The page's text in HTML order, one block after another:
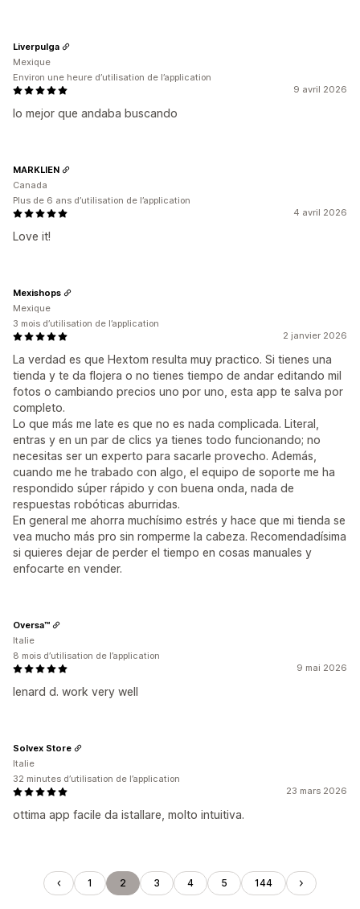
9 avril 2026
lo mejor que andaba buscando
Liverpulga
Mexique
Environ une heure d’utilisation de l’application
4 avril 2026
Love it!
MARKLIEN
Canada
Plus de 6 ans d’utilisation de l’application
2 janvier 2026
La verdad es que Hextom resulta muy practico. Si tienes una
tienda y te da flojera o no tienes tiempo de andar editando mil
fotos o cambiando precios uno por uno, esta app te salva por
completo.
Lo que más me late es que no es nada complicada. Literal,
entras y en un par de clics ya tienes todo funcionando; no
necesitas ser un experto para sacarle provecho. Además,
cuando me he trabado con algo, el equipo de soporte me ha
respondido súper rápido y con buena onda, nada de
respuestas robóticas aburridas.
En general me ahorra muchísimo estrés y hace que mi tienda se
vea mucho más pro sin romperme la cabeza. Recomendadísima
si quieres dejar de perder el tiempo en cosas manuales y
enfocarte en vender.
Mexishops
Mexique
3 mois d’utilisation de l’application
9 mai 2026
lenard d. work very well
Oversa™
Italie
8 mois d’utilisation de l’application
23 mars 2026
ottima app facile da istallare, molto intuitiva.
Solvex Store
Italie
32 minutes d’utilisation de l’application
1 2 3 4 5 144